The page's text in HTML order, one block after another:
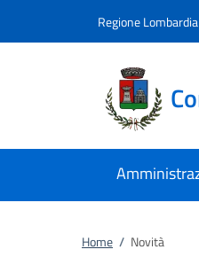
Regione Lombardia
Home / Novità